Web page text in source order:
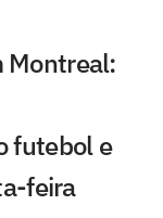
Montreal:
futebol e
feira